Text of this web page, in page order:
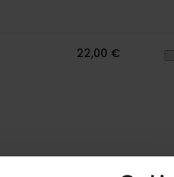
22,00 €